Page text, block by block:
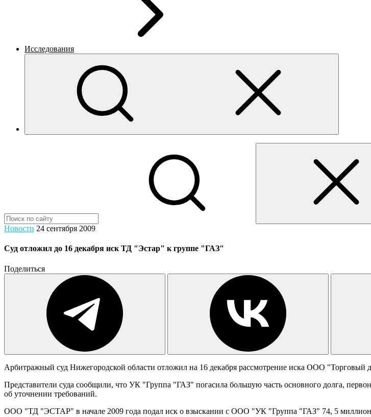
Исследования
Новости 24 сентября 2009
Суд отложил до 16 декабря иск ТД "Эстар" к группе "ГАЗ"
Поделиться
Арбитражный суд Нижегородской области отложил на 16 декабря рассмотрение иска ООО
Представители суда сообщили, что УК "Группа "ГАЗ" погасила большую часть основного долга,
об уточнении требований.
ООО "ТД "ЭСТАР" в начале 2009 года подал иск о взыскании с ООО "УК "Группа "ГАЗ" 74, 5